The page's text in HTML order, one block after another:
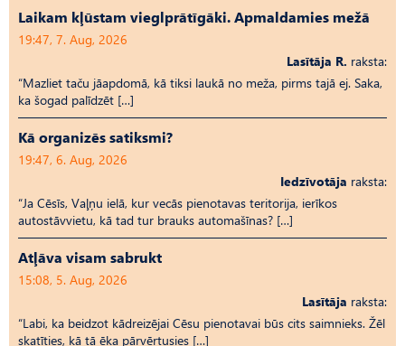
Laikam kļūstam vieglprātīgāki. Apmaldamies mežā
19:47, 7. Aug, 2026
Lasītāja R. raksta:
“Mazliet taču jāapdomā, kā tiksi laukā no meža, pirms tajā ej. Saka,
ka šogad palīdzēt […]
Kā organizēs satiksmi?
19:47, 6. Aug, 2026
Iedzīvotāja raksta:
“Ja Cēsīs, Vaļņu ielā, kur vecās pienotavas teritorija, ierīkos
autostāvvietu, kā tad tur brauks automašīnas? […]
Atļāva visam sabrukt
15:08, 5. Aug, 2026
Lasītāja raksta:
“Labi, ka beidzot kādreizējai Cēsu pienotavai būs cits saimnieks. Žēl
skatīties, kā tā ēka pārvērtusies […]